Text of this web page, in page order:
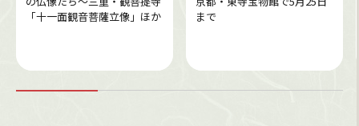
「十一面観音菩薩立像」ほか
まで